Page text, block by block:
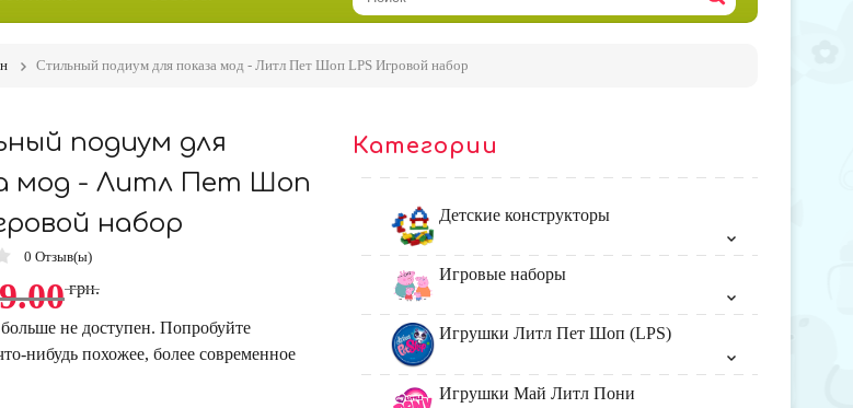
Стильный подиум для показа мод - Литл Пет Шоп LPS Игровой набор
подиум для
мод - Литл Пет Шоп
набор
0 Отзыв(ы)
грн.
не доступен. Попробуйте
нибудь похожее, более современное
Категории
Детские конструкторы
Игровые наборы
Игрушки Литл Пет Шоп (LPS)
Игрушки Май Литл Пони